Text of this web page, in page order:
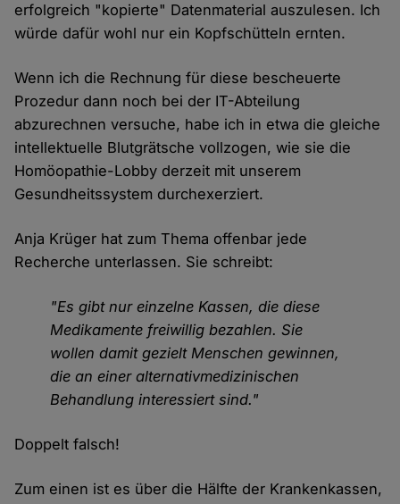
erfolgreich "kopierte" Datenmaterial auszulesen. Ich
würde dafür wohl nur ein Kopfschütteln ernten.
Wenn ich die Rechnung für diese bescheuerte
Prozedur dann noch bei der IT-Abteilung
abzurechnen versuche, habe ich in etwa die gleiche
intellektuelle Blutgrätsche vollzogen, wie sie die
Homöopathie-Lobby derzeit mit unserem
Gesundheitssystem durchexerziert.
Anja Krüger hat zum Thema offenbar jede
Recherche unterlassen. Sie schreibt:
"Es gibt nur einzelne Kassen, die diese
Medikamente freiwillig bezahlen. Sie
wollen damit gezielt Menschen gewinnen,
die an einer alternativmedizinischen
Behandlung interessiert sind."
Doppelt falsch!
Zum einen ist es über die Hälfte der Krankenkassen,